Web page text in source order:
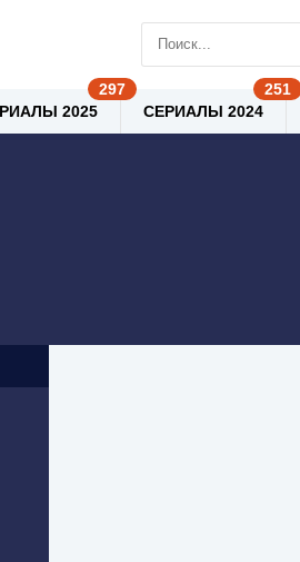
2025 СЕРИАЛЫ 2024